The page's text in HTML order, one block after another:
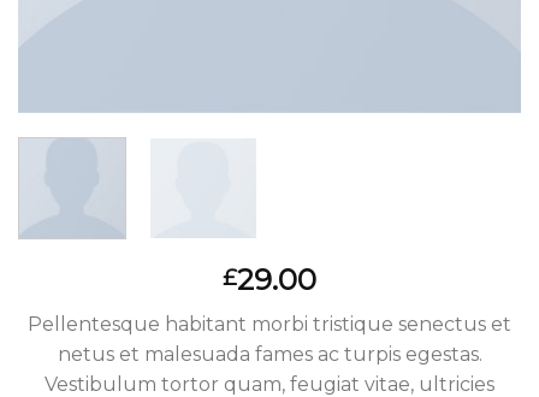
£29.00
Pellentesque habitant morbi tristique senectus et
netus et malesuada fames ac turpis egestas.
Vestibulum tortor quam, feugiat vitae, ultricies